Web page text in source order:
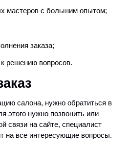
мастеров с большим опытом;
заказа;
решению вопросов.
салона, нужно обратиться в
этого нужно позвонить или
связи на сайте, специалист
на все интересующие вопросы.